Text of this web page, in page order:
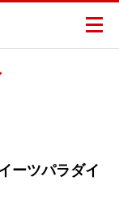
ーツパラダイ